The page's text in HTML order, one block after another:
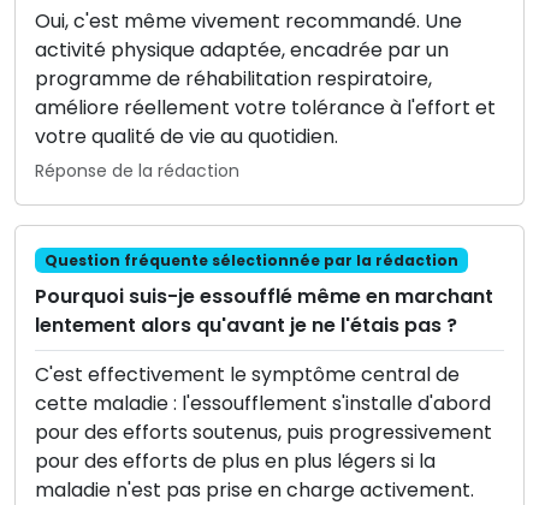
Oui, c'est même vivement recommandé. Une
activité physique adaptée, encadrée par un
programme de réhabilitation respiratoire,
améliore réellement votre tolérance à l'effort et
votre qualité de vie au quotidien.
Réponse de la rédaction
Question fréquente sélectionnée par la rédaction
Pourquoi suis-je essoufflé même en marchant
lentement alors qu'avant je ne l'étais pas ?
C'est effectivement le symptôme central de
cette maladie : l'essoufflement s'installe d'abord
pour des efforts soutenus, puis progressivement
pour des efforts de plus en plus légers si la
maladie n'est pas prise en charge activement.